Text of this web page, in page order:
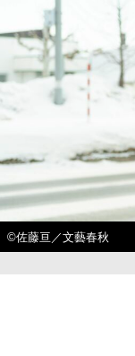
©佐藤亘／文藝春秋